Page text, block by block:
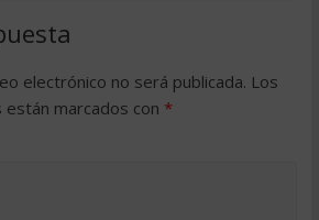
electrónico no será publicada. Los
marcados con *